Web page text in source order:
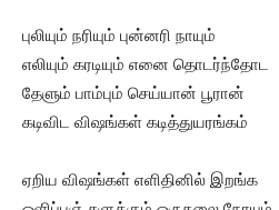
புலியும் நரியும் புன்னரி நாயும்
எலியும் கரடியும் எனை தொடர்ந்தோட
தேளும் பாம்பும் செய்யான் பூரான்
கடிவிட விஷங்கள் கடித்துயரங்கம்
ஏறிய விஷங்கள் எளிதினில் இறங்க